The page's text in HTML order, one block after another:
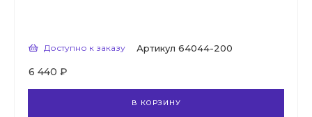
Доступно к заказу Артикул 64044-200
6 440 ₽
В КОРЗИНУ